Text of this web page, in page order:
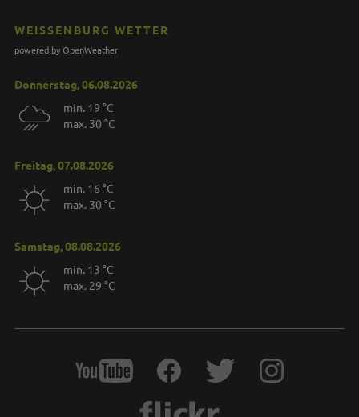
WEISSENBURG WETTER
powered by OpenWeather
Donnerstag, 06.08.2026
min. 19 °C
max. 30 °C
Freitag, 07.08.2026
min. 16 °C
max. 30 °C
Samstag, 08.08.2026
min. 13 °C
max. 29 °C